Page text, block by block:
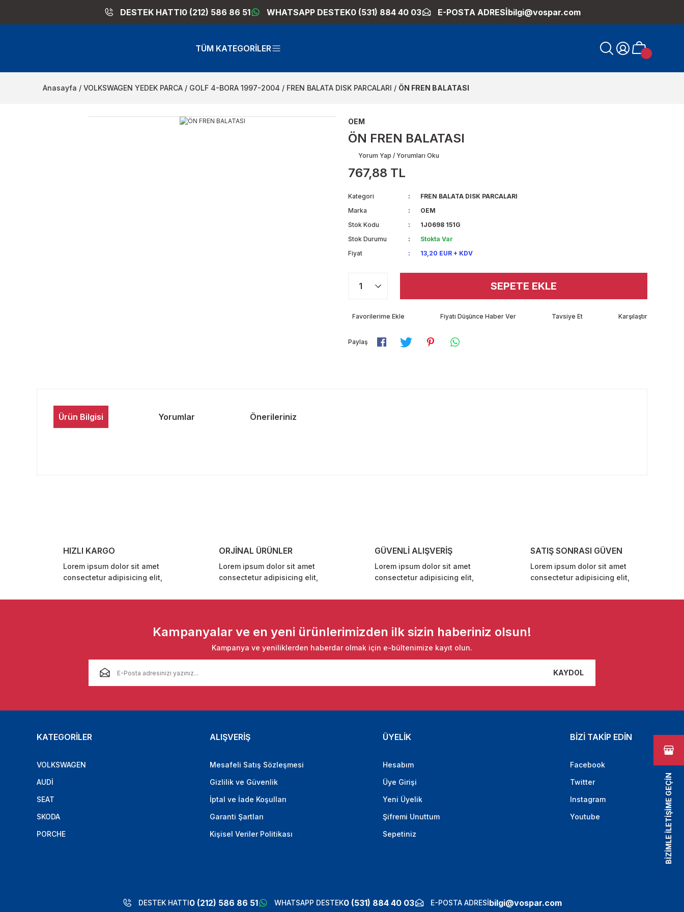
DESTEK HATTI0 (212) 586 86 51 WHATSAPP DESTEK0 (531) 884 40 03 E-POSTA ADRESİbilgi@vospar.com
TÜM KATEGORİLER
Anasayfa VOLKSWAGEN YEDEK PARCA GOLF 4-BORA 1997-2004 FREN BALATA DISK PARCALARI ÖN FREN BALATASI
OEM
ÖN FREN BALATASI
Yorum Yap / Yorumları Oku
767,88 TL
Kategori
FREN BALATA DISK PARCALARI
Marka
OEM
Stok Kodu
1J0698 151G
Stok Durumu
Stokta Var
Fiyat
13,20 EUR + KDV
SEPETE EKLE
Fiyatı Düşünce Haber Ver Tavsiye Et Karşılaştır
Paylaş
Ürün Bilgisi Yorumlar Önerileriniz
Bu ürüne benzer farklı alternatifler olmalı.
HIZLI KARGO
Lorem ipsum dolor sit amet
consectetur adipisicing elit,
ORJİNAL ÜRÜNLER
Lorem ipsum dolor sit amet
consectetur adipisicing elit,
GÜVENLİ ALIŞVERİŞ
Lorem ipsum dolor sit amet
consectetur adipisicing elit,
SATIŞ SONRASI GÜVEN
Lorem ipsum dolor sit amet
consectetur adipisicing elit,
Kampanyalar ve en yeni ürünlerimizden ilk sizin haberiniz olsun!
Kampanya ve yeniliklerden haberdar olmak için e-bültenimize kayıt olun.
KAYDOL
KATEGORİLER
VOLKSWAGEN
AUDİ
SEAT
SKODA
PORCHE
ALIŞVERİŞ
Mesafeli Satış Sözleşmesi
Gizlilik ve Güvenlik
İptal ve İade Koşulları
Garanti Şartları
Kişisel Veriler Politikası
ÜYELİK
Hesabım
Üye Girişi
Yeni Üyelik
Şifremi Unuttum
Sepetiniz
BİZİ TAKİP EDİN
Facebook
Twitter
Instagram
Youtube
DESTEK HATTI0 (212) 586 86 51 WHATSAPP DESTEK0 (531) 884 40 03 E-POSTA ADRESİbilgi@vospar.com
BİZİMLE İLETİŞİME GEÇİN